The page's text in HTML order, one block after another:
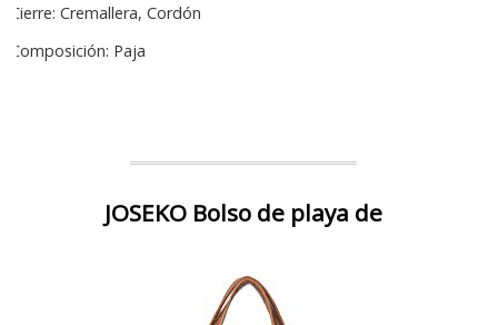
Cierre: Cremallera, Cordón
Composición: Paja
JOSEKO Bolso de playa de